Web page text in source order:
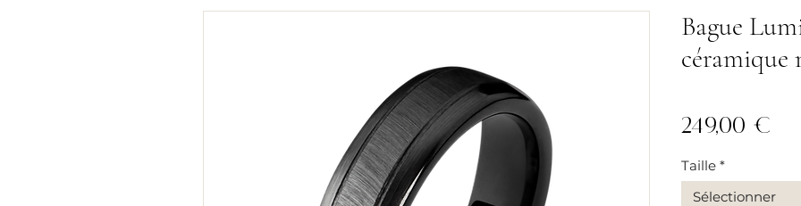
Bague
céramique
249,00 €
Taille *
Sélectionner